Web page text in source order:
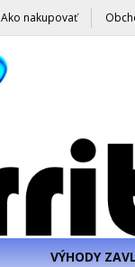
Ako nakupovať
VÝHODY